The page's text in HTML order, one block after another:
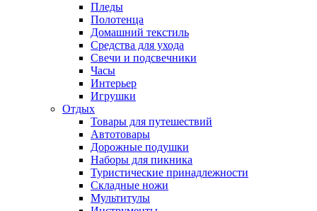
Пледы
Полотенца
Домашний текстиль
Средства для ухода
Свечи и подсвечники
Часы
Интерьер
Игрушки
Отдых
Товары для путешествий
Автотовары
Дорожные подушки
Наборы для пикника
Туристические принадлежности
Складные ножи
Мультитулы